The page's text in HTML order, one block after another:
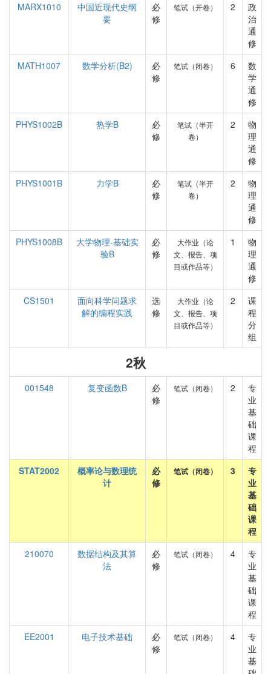
MARX1010
中国近现代史纲
要
必
修
笔试（开卷） 2
政
治
通
修
MATH1007
数学分析(B2)
必
修
笔试（闭卷） 6
数
学
通
修
PHYS1002B
热学B
必
修
笔试（半开
卷）
2
物
理
通
修
PHYS1001B
力学B
必
修
笔试（半开
卷）
2
物
理
通
修
PHYS1008B
大学物理-基础实
验B
必
修
大作业（论
文、报告、项
目或作品等）
1
物
理
通
修
CS1501
面向科学问题求
解的编程实践
选
修
大作业（论
文、报告、项
目或作品等）
2
课
程
分
组
2秋
001548 复变函数B
必
修
笔试（闭卷） 2
专
业
基
础
课
程
STAT2002
概率论与数理统
计
必
修
笔试（闭卷） 3
专
业
基
础
课
程
210070
数据结构及其算
法
必
修
笔试（闭卷） 4
专
业
基
础
课
程
EE2001
电子技术基础
必
修
笔试（闭卷） 4
专
业
基